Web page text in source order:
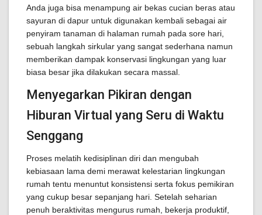
Anda juga bisa menampung air bekas cucian beras atau
sayuran di dapur untuk digunakan kembali sebagai air
penyiram tanaman di halaman rumah pada sore hari,
sebuah langkah sirkular yang sangat sederhana namun
memberikan dampak konservasi lingkungan yang luar
biasa besar jika dilakukan secara massal.
Menyegarkan Pikiran dengan
Hiburan Virtual yang Seru di Waktu
Senggang
Proses melatih kedisiplinan diri dan mengubah
kebiasaan lama demi merawat kelestarian lingkungan
rumah tentu menuntut konsistensi serta fokus pemikiran
yang cukup besar sepanjang hari. Setelah seharian
penuh beraktivitas mengurus rumah, bekerja produktif,